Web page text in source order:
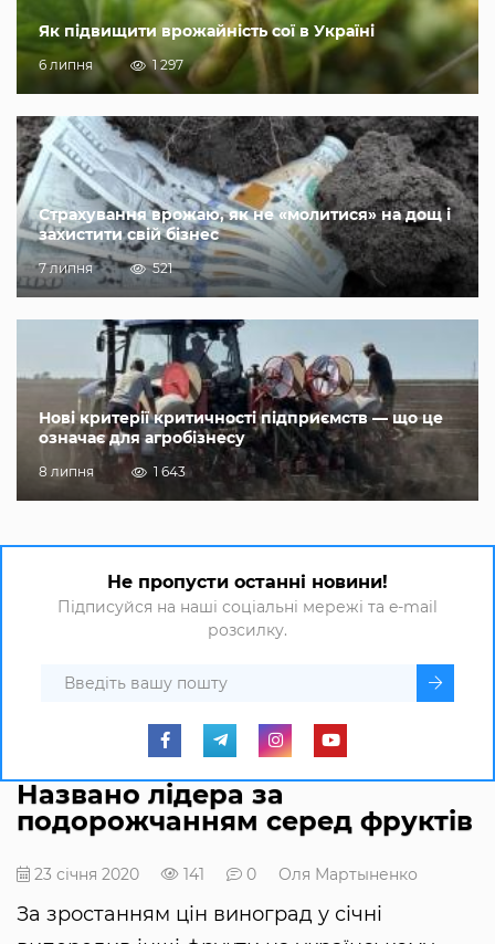
Як підвищити врожайність сої в Україні
6 липня 1 297
Страхування врожаю, як не «молитися» на дощ і
захистити свій бізнес
7 липня 521
Нові критерії критичності підприємств — що це
означає для агробізнесу
8 липня 1 643
Не пропусти останні новини!
Підписуйся на наші соціальні мережі та e-mail
розсилку.
Названо лідера за
подорожчанням серед фруктів
23 січня 2020 141 0 Оля Мартыненко
За зростанням цін виноград у січні